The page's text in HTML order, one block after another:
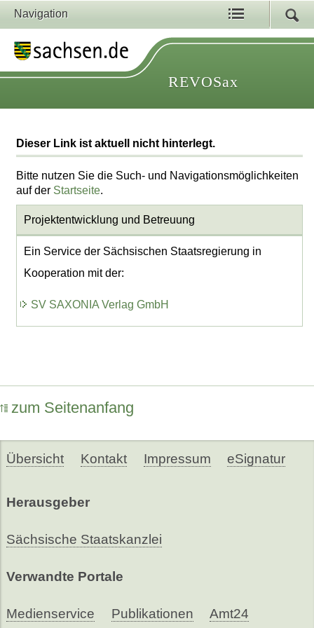
Navigation
REVOSax
Dieser Link ist aktuell nicht hinterlegt.
Bitte nutzen Sie die Such- und Navigationsmöglichkeiten
auf der Startseite.
Projektentwicklung und Betreuung
Ein Service der Sächsischen Staatsregierung in
Kooperation mit der:
SV SAXONIA Verlag GmbH
zum Seitenanfang
Übersicht Kontakt Impressum eSignatur
Herausgeber
Sächsische Staatskanzlei
Verwandte Portale
Medienservice Publikationen Amt24